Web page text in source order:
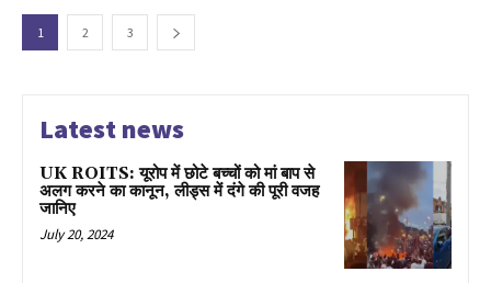
1 2 3
Latest news
UK ROITS: यूरोप में छोटे बच्चों को मां बाप से
अलग करने का कानून, लीड्स में दंगे की पूरी वजह
जानिए
July 20, 2024